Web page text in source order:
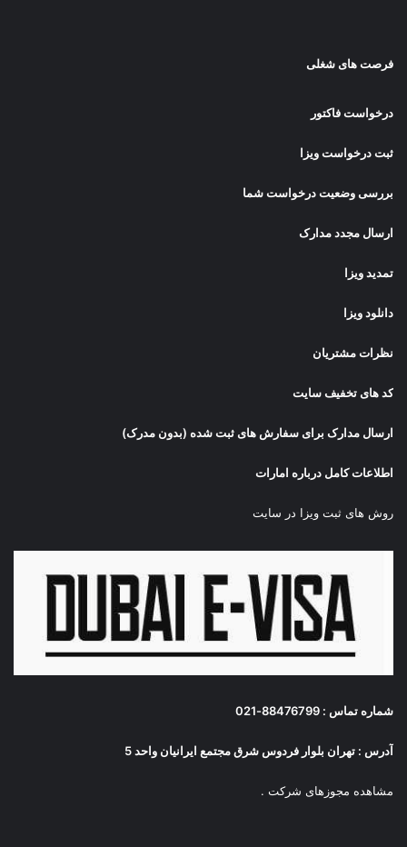
فرصت های شغلی
درخواست فاکتور
ثبت درخواست ویزا
بررسی وضعیت درخواست شما
ارسال مجدد مدارک
تمدید ویزا
دانلود ویزا
نظرات مشتریان
کد های تخفیف سایت
ارسال مدارک برای سفارش های ثبت شده (بدون مدرک)
اطلاعات کامل درباره امارات
روش های ثبت ویزا در سایت
شماره تماس : 88476799-021
آدرس : تهران بلوار فردوس شرق مجتمع ایرانیان واحد 5
مشاهده مجوزهای شرکت .